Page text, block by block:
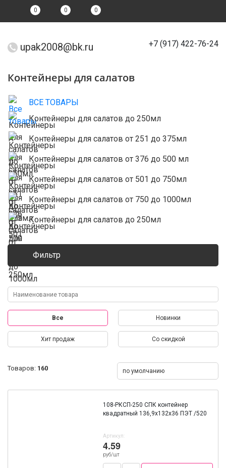
0 0 0
upak2008@bk.ru +7 (917) 422-76-24
Контейнеры для салатов
ВСЕ ТОВАРЫ
Контейнеры для салатов до 250мл
Контейнеры для салатов от 251 до 375мл
Контейнеры для салатов от 376 до 500 мл
Контейнеры для салатов от 501 до 750мл
Контейнеры для салатов от 750 до 1000мл
Контейнеры для салатов до 250мл
Фильтр
Все Новинки
Хит продаж Со скидкой
Товаров: 160 по умолчанию
108-РКСП-250 СПК контейнер
квадратный 136,9х132х36 ПЭТ /520
Артикул:
4.59
руб/шт